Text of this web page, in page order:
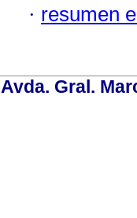
· resumen
Avda. Gral.